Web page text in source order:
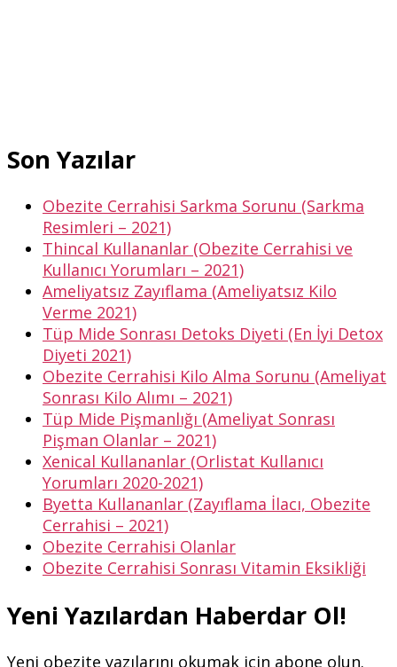
Son Yazılar
Obezite Cerrahisi Sarkma Sorunu (Sarkma
Resimleri – 2021)
Thincal Kullananlar (Obezite Cerrahisi ve
Kullanıcı Yorumları – 2021)
Ameliyatsız Zayıflama (Ameliyatsız Kilo
Verme 2021)
Tüp Mide Sonrası Detoks Diyeti (En İyi Detox
Diyeti 2021)
Obezite Cerrahisi Kilo Alma Sorunu (Ameliyat
Sonrası Kilo Alımı – 2021)
Tüp Mide Pişmanlığı (Ameliyat Sonrası
Pişman Olanlar – 2021)
Xenical Kullananlar (Orlistat Kullanıcı
Yorumları 2020-2021)
Byetta Kullananlar (Zayıflama İlacı, Obezite
Cerrahisi – 2021)
Obezite Cerrahisi Olanlar
Obezite Cerrahisi Sonrası Vitamin Eksikliği
Yeni Yazılardan Haberdar Ol!
Yeni obezite yazılarını okumak için abone olun.